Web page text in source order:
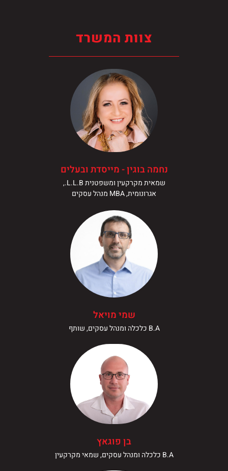
צוות המשרד
נחמה בוגין - מייסדת ובעלים
שמאית מקרקעין ומשפטנית L.L.B.,
אגרונומית, MBA מנהל עסקים
שמי מויאל
B.A כלכלה ומנהל עסקים, שותף
בן פוגאץ
B.A כלכלה ומנהל עסקים, שמאי מקרקעין